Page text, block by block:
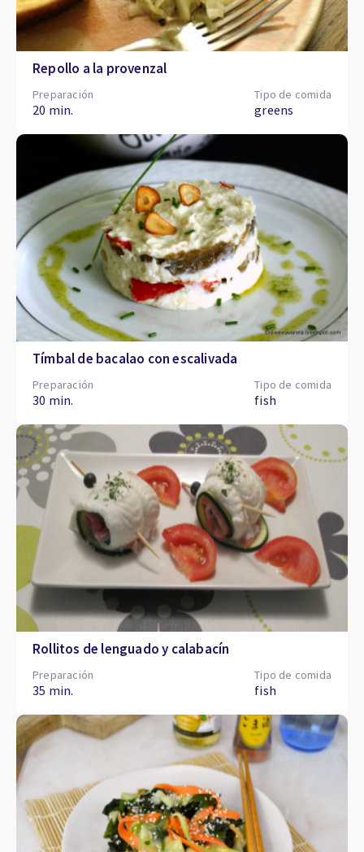
Repollo a la provenzal
Preparación
20 min.
Tipo de comida
greens
Tímbal de bacalao con escalivada
Preparación
30 min.
Tipo de comida
fish
Rollitos de lenguado y calabacín
Preparación
35 min.
Tipo de comida
fish